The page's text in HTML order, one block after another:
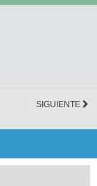
SIGUIENTE